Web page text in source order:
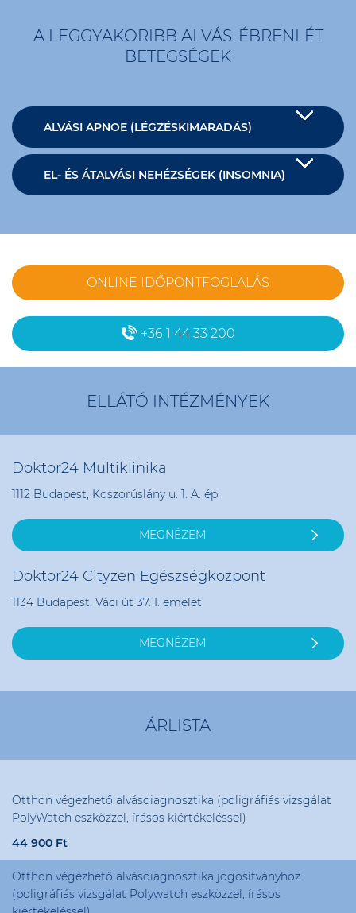
A LEGGYAKORIBB ALVÁS-ÉBRENLÉT
BETEGSÉGEK
ALVÁSI APNOE (LÉGZÉSKIMARADÁS)
EL- ÉS ÁTALVÁSI NEHÉZSÉGEK (INSOMNIA)
ONLINE IDŐPONTFOGLALÁS
+36 1 44 33 200
ELLÁTÓ INTÉZMÉNYEK
Doktor24 Multiklinika
1112 Budapest, Koszorúslány u. 1. A. ép.
MEGNÉZEM
Doktor24 Cityzen Egészségközpont
1134 Budapest, Váci út 37. I. emelet
MEGNÉZEM
ÁRLISTA
Otthon végezhető alvásdiagnosztika (poligráfiás vizsgálat
PolyWatch eszközzel, írásos kiértékeléssel)
44 900 Ft
Otthon végezhető alvásdiagnosztika jogosítványhoz
(poligráfiás vizsgálat Polywatch eszközzel, írásos